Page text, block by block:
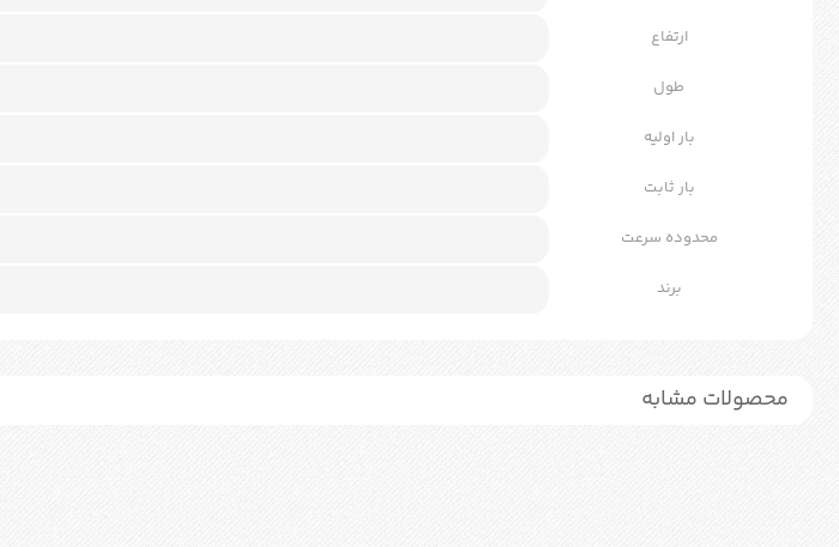
ارتفاع
طول
بار اولیه
بار ثابت
محدوده سرعت
برند
محصولات مشابه